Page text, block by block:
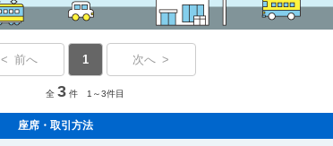
< 前へ 1 次へ >
全 3 件 1～3件目
座席・取引方法